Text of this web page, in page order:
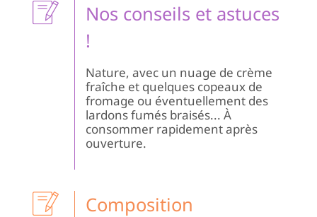
Nos conseils et astuces
!
Nature, avec un nuage de crème
fraîche et quelques copeaux de
fromage ou éventuellement des
lardons fumés braisés... À
consommer rapidement après
ouverture.
Composition